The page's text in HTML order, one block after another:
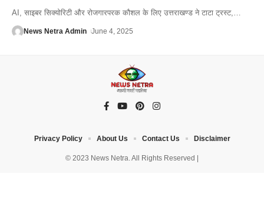
AI, साइबर सिक्योरिटी और रोजगारपरक कौशल के लिए उत्तराखण्ड ने टाटा ट्रस्ट,
News Netra Admin June 4, 2025
© 2023 News Netra. All Rights Reserved |
Privacy Policy About Us Contact Us Disclaimer